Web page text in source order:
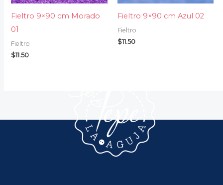
Fieltro 9×90 cm Morado
01
Fieltro
$11.50
Fieltro 9×90 cm Azul 02
Fieltro
$11.50